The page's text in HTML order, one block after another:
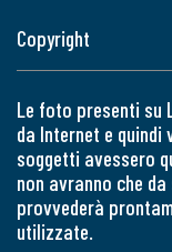
Copyright
Le foto presenti su
da Internet e
soggetti avessero
non avranno che
provvederà
utilizzate.